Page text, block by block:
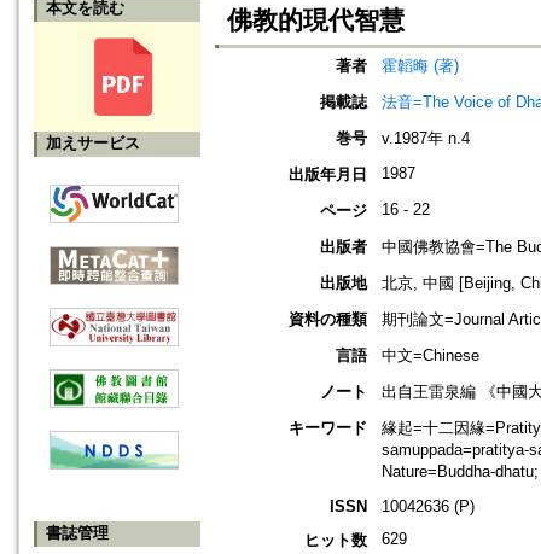
本文を読む
加えサービス
書誌管理
佛教的現代智慧
著者
霍韜晦 (著)
掲載誌
法音=The Voice of
巻号
v.1987年 n.4
出版年月日
1987
ページ 16 - 22
出版者
中國佛教協會=The
出版地
北京, 中國 [Beijing,
資料の種類
期刊論文=Journal
言語
中文=Chinese
ノート
出自王雷泉編 《中國
キーワード
緣起=十二因緣
samuppada=pratitya-
Nature=Buddha-
ISSN
10042636 (P)
ヒット数
629